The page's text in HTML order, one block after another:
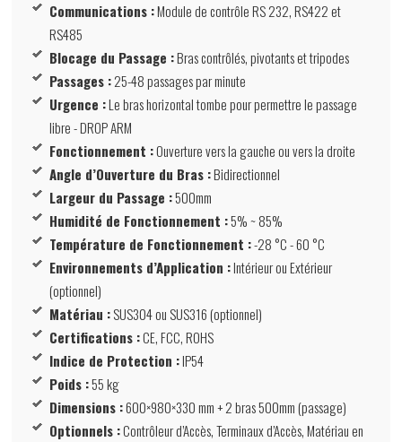
Communications :Module de contrôle RS 232, RS422 et
RS485
Blocage du Passage :Bras contrôlés, pivotants et tripodes
Passages :25-48 passages par minute
Urgence :Le bras horizontal tombe pour permettre le passage
libre - DROP ARM
Fonctionnement :Ouverture vers la gauche ou vers la droite
Angle d’Ouverture du Bras :Bidirectionnel
Largeur du Passage :500mm
Humidité de Fonctionnement :5% ~ 85%
Température de Fonctionnement :-28 °C - 60 °C
Environnements d’Application :Intérieur ou Extérieur
(optionnel)
Matériau :SUS304 ou SUS316 (optionnel)
Certifications :CE, FCC, ROHS
Indice de Protection :IP54
Poids :55 kg
Dimensions :600×980×330 mm + 2 bras 500mm (passage)
Optionnels :Contrôleur d’Accès, Terminaux d’Accès, Matériau en